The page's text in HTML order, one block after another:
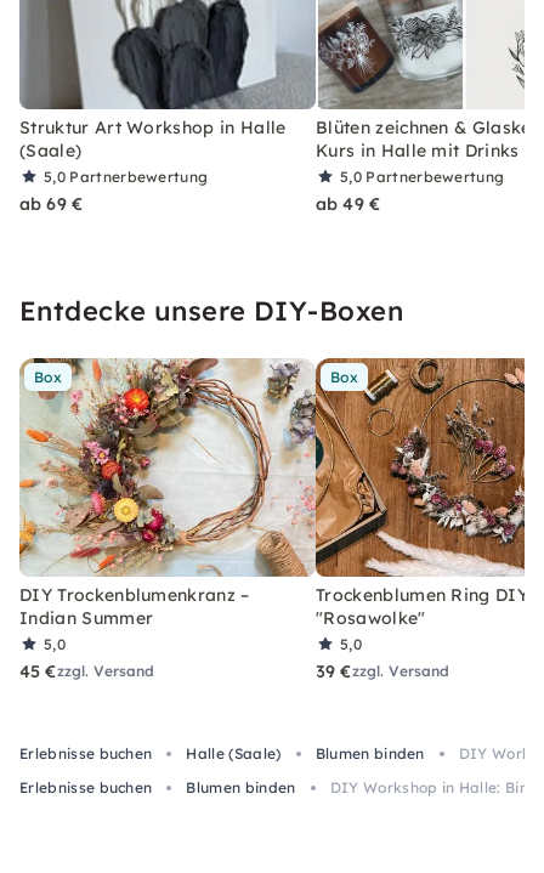
Struktur Art Workshop in Halle
(Saale)
5,0 Partnerbewertung
ab 69 €
Blüten zeichnen &
Kurs in Halle mit Drinks
5,0 Partnerbewertung
ab 49 €
Entdecke unsere DIY-Boxen
Box
DIY Trockenblumenkranz –
Indian Summer
5,0
45 €zzgl. Versand
Box
Trockenblumen Ring DIY-
"Rosawolke"
5,0
39 €zzgl. Versand
Erlebnisse buchen Halle (Saale) Blumen binden
DIY
Erlebnisse buchen
Blumen binden DIY Workshop in Halle: